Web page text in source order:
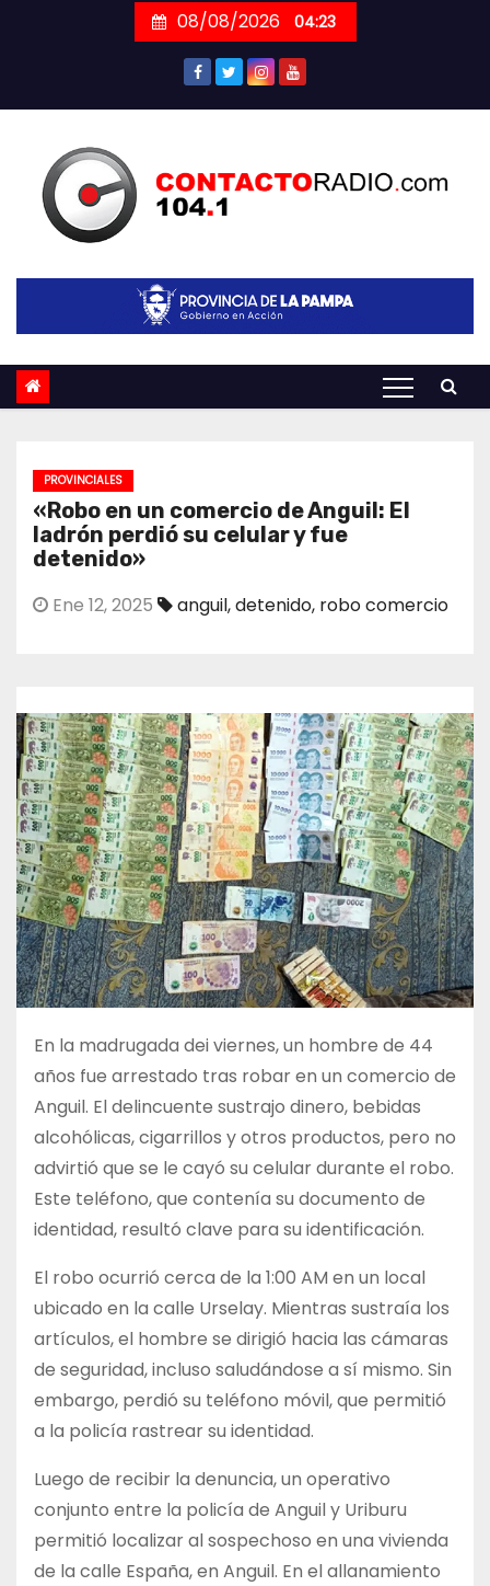
08/08/2026 04:23
PROVINCIALES
«Robo en un comercio de Anguil: El
ladrón perdió su celular y fue
detenido»
Ene 12, 2025 anguil,detenido, robo comercio
En la madrugada dei viernes, un hombre de 44
años fue arrestado tras robar en un comercio de
Anguil. El delincuente sustrajo dinero, bebidas
alcohólicas, cigarrillos y otros productos, pero no
advirtió que se le cayó su celular durante el robo.
Este teléfono, que contenía su documento de
identidad, resultó clave para su identificación.
El robo ocurrió cerca de la 1:00 AM en un local
ubicado en la calle Urselay. Mientras sustraía los
artículos, el hombre se dirigió hacia las cámaras
de seguridad, incluso saludándose a sí mismo. Sin
embargo, perdió su teléfono móvil, que permitió
a la policía rastrear su identidad.
Luego de recibir la denuncia, un operativo
conjunto entre la policía de Anguil y Uriburu
permitió localizar al sospechoso en una vivienda
de la calle España, en Anguil. En el allanamiento